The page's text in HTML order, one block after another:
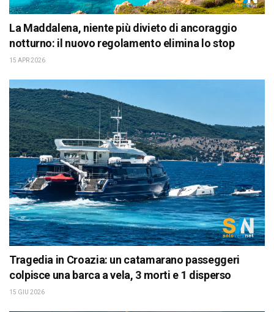
La Maddalena, niente più divieto di ancoraggio
notturno: il nuovo regolamento elimina lo stop
15 APR 2026
Tragedia in Croazia: un catamarano passeggeri
colpisce una barca a vela, 3 morti e 1 disperso
15 GIU 2026